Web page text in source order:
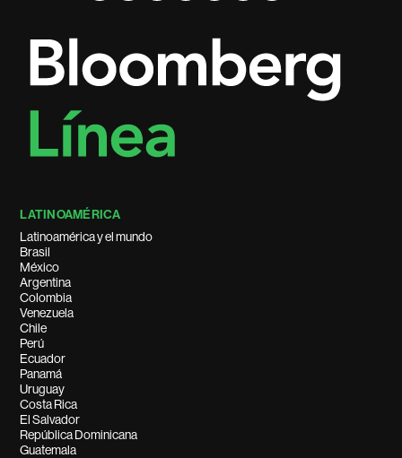
LATINOAMÉRICA
Latinoamérica y el mundo
Brasil
México
Argentina
Colombia
Venezuela
Chile
Perú
Ecuador
Panamá
Uruguay
Costa Rica
El Salvador
República Dominicana
Guatemala